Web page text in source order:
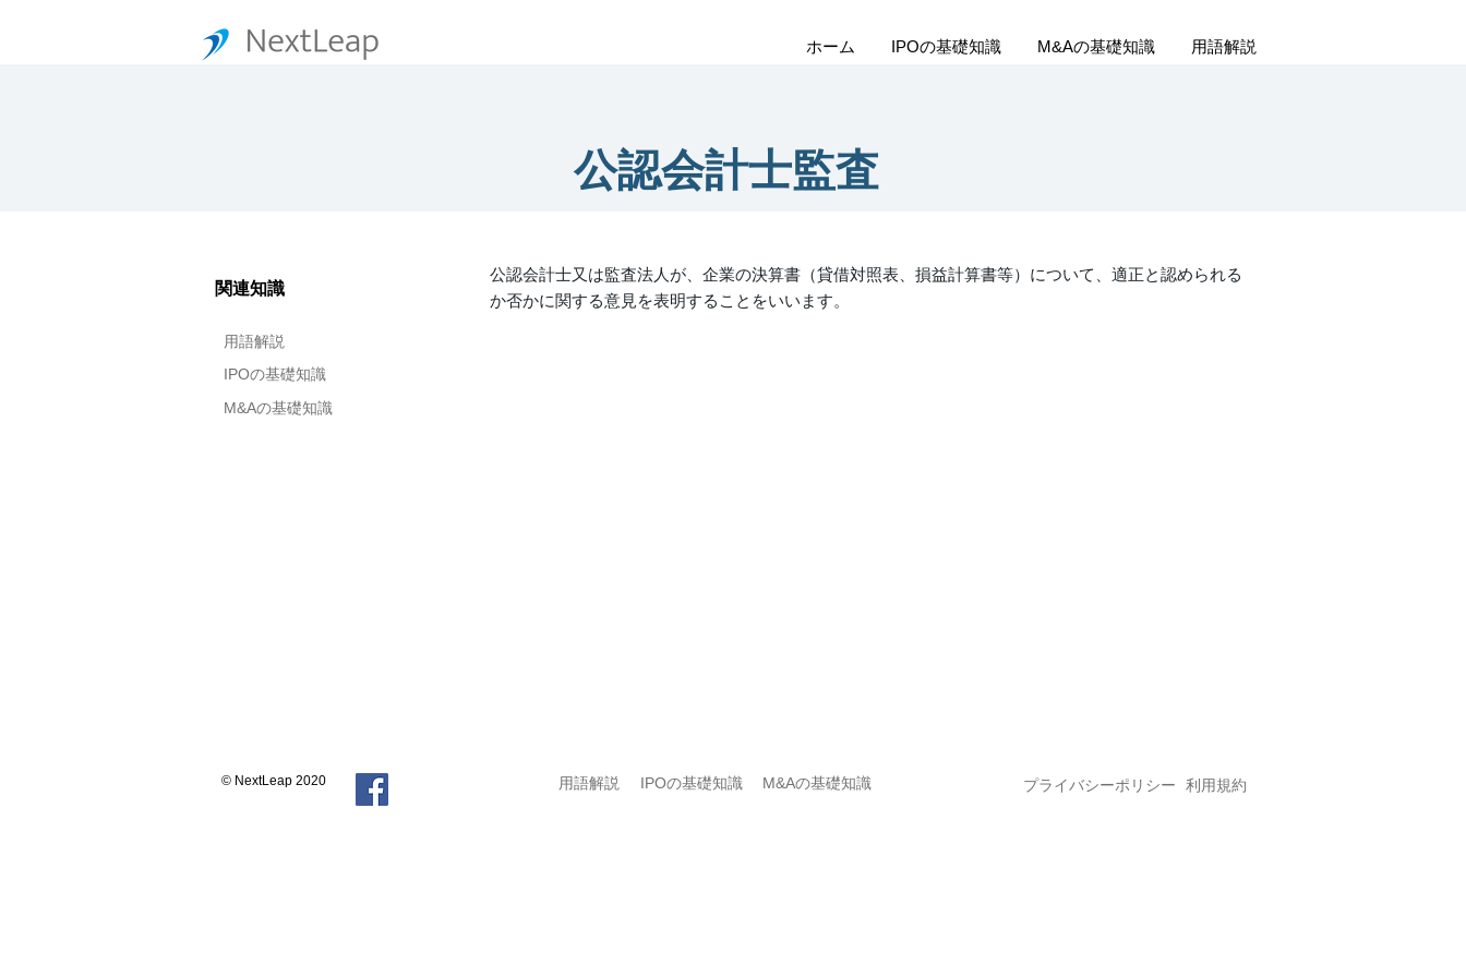
ホーム IPOの基礎知識 M&Aの基礎知識 用語解説
公認会計士監査
関連知識
用語解説
IPOの基礎知識
M&Aの基礎知識
公認会計士又は監査法人が、企業の決算書（貸借対照表、損益計算書等）について、適正と認められる
か否かに関する意見を表明することをいいます。
© NextLeap 2020 用語解説 IPOの基礎知識 M&Aの基礎知識 プライバシーポリシー 利用規約